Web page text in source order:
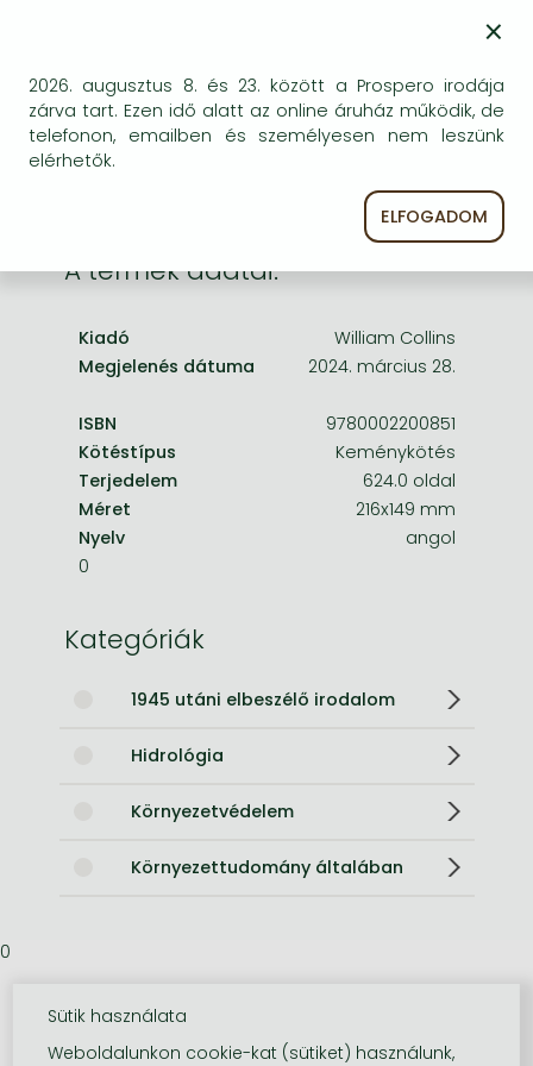
One-Punch Man manga
másik, kapható kiadást, forduljon
ügyfélszolgálatunkhoz!
A termék adatai:
Kiadó
William Collins
Megjelenés dátuma
2024. március 28.
ISBN
9780002200851
Kötéstípus
Keménykötés
Terjedelem
624.0 oldal
Méret
216x149 mm
Nyelv
angol
0
Kategóriák
1945 utáni elbeszélő irodalom
Hidrológia
Környezetvédelem
Környezettudomány általában
0
×
2026. augusztus 8. és 23. között a Prospero irodája
zárva tart. Ezen idő alatt az online áruház működik, de
telefonon, emailben és személyesen nem leszünk
elérhetők.
ELFOGADOM
Sütik használata
Weboldalunkon cookie-kat (sütiket) használunk,